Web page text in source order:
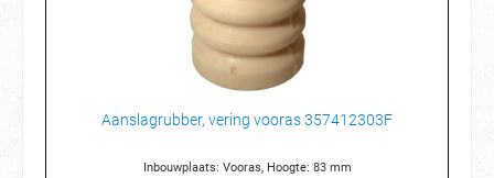
Aanslagrubber, vering vooras 357412303F
Inbouwplaats: Vooras, Hoogte: 83 mm